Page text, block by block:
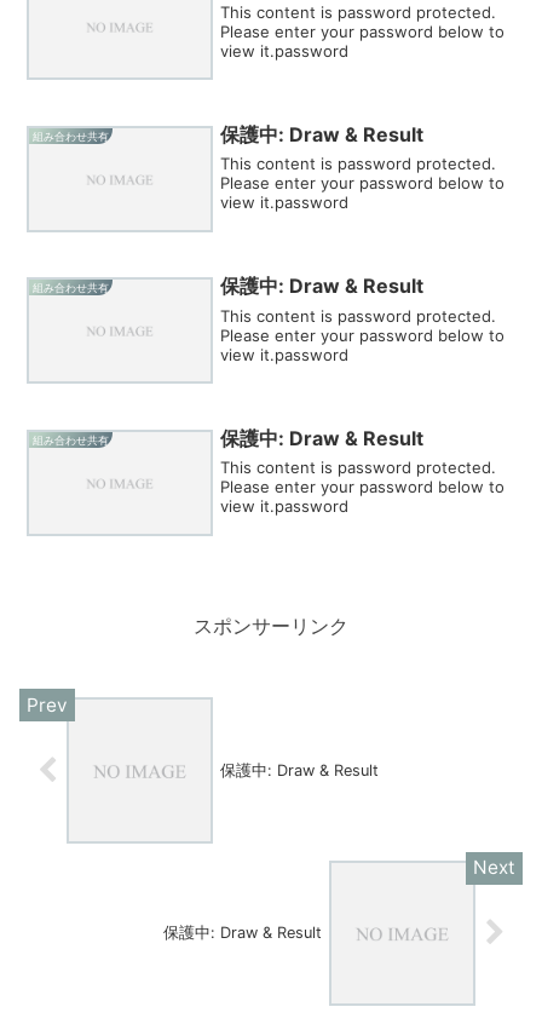
This content is password protected.
Please enter your password below to
view it.password
組み合わせ共有 保護中: Draw & Result
This content is password protected.
Please enter your password below to
view it.password
組み合わせ共有 保護中: Draw & Result
This content is password protected.
Please enter your password below to
view it.password
組み合わせ共有 保護中: Draw & Result
This content is password protected.
Please enter your password below to
view it.password
スポンサーリンク
保護中: Draw & Result
保護中: Draw & Result